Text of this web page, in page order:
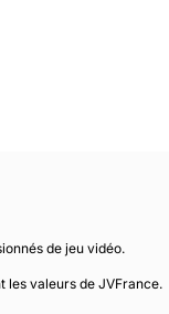
de jeu vidéo.
les valeurs de JVFrance.